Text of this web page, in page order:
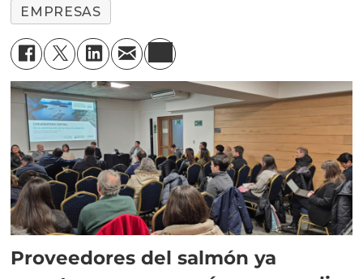
EMPRESAS
Proveedores del salmón ya